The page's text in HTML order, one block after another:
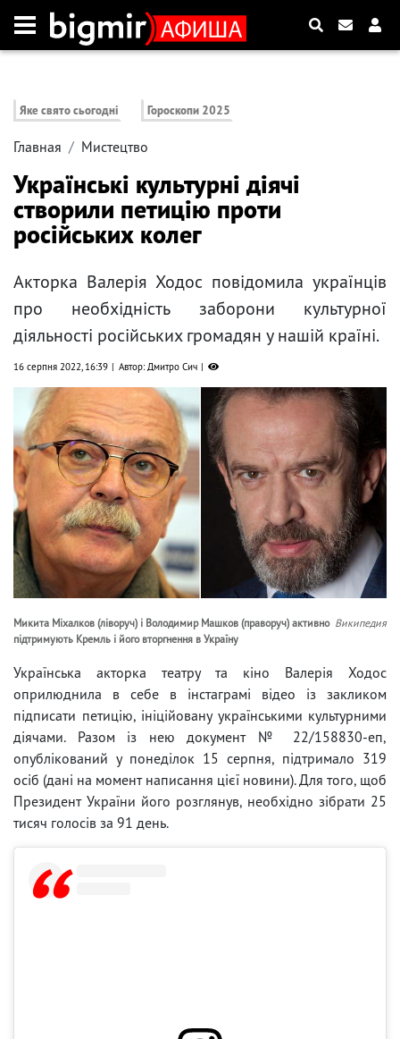
Яке свято сьогодні Гороскопи 2025
Главная Мистецтво
Українські культурні діячі
створили петицію проти
російських колег
Акторка Валерія Ходос повідомила українців
про необхідність заборони культурної
діяльності російських громадян у нашій країні.
16 серпня 2022, 16:39 Автор: Дмитро Сич
Микита Міхалков (ліворуч) і Володимир Машков (праворуч) активно
підтримують Кремль і його вторгнення в Україну
Википедия
Українська акторка театру та кіно Валерія Ходос
оприлюднила в себе в інстаграмі відео із закликом
підписати петицію, ініційовану українськими культурними
діячами. Разом із нею документ № 22/158830-еп,
опублікований у понеділок 15 серпня, підтримало 319
осіб (дані на момент написання цієї новини). Для того, щоб
Президент України його розглянув, необхідно зібрати 25
тисяч голосів за 91 день.